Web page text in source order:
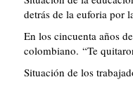
detrás de la euforia por
En los cincuenta años
colombiano. “Te
Situación de los